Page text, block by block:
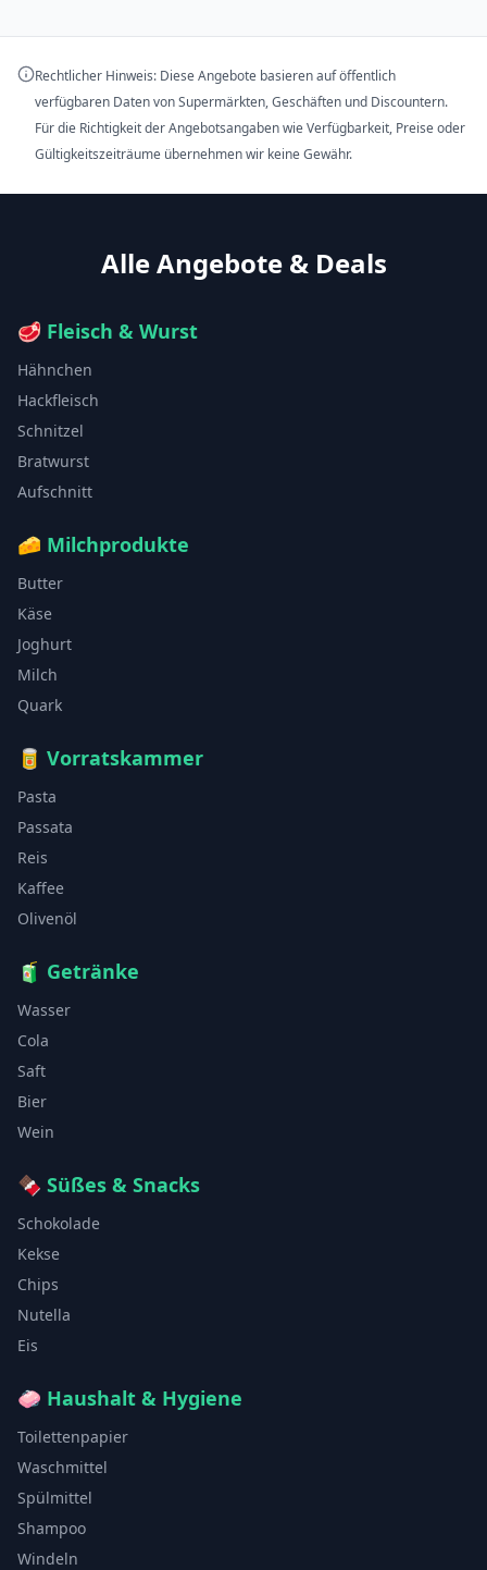
Rechtlicher Hinweis: Diese Angebote basieren auf öffentlich
verfügbaren Daten von Supermärkten, Geschäften und Discountern.
Für die Richtigkeit der Angebotsangaben wie Verfügbarkeit, Preise oder
Gültigkeitszeiträume übernehmen wir keine Gewähr.
Alle Angebote & Deals
🥩 Fleisch & Wurst
Hähnchen
Hackfleisch
Schnitzel
Bratwurst
Aufschnitt
🧀 Milchprodukte
Butter
Käse
Joghurt
Milch
Quark
🥫 Vorratskammer
Pasta
Passata
Reis
Kaffee
Olivenöl
🧃 Getränke
Wasser
Cola
Saft
Bier
Wein
🍫 Süßes & Snacks
Schokolade
Kekse
Chips
Nutella
Eis
🧼 Haushalt & Hygiene
Toilettenpapier
Waschmittel
Spülmittel
Shampoo
Windeln